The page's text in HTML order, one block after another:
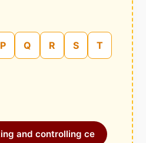
P Q R S T
and controlling ce